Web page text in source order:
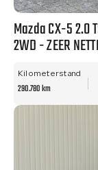
Mazda CX-5 2.0
2WD - ZEER
Kilometerstand
290.780 km